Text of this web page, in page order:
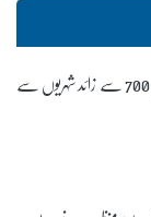
لاہور : 6 ماہ کے دوران 700 سے زائد شہریوں سے